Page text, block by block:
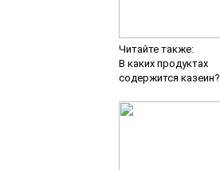
Читайте также:
В каких продуктах
содержится казеин?